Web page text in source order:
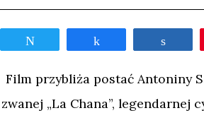
Film przybliża postać Antoniny
zwanej „La Chana”, legendarnej